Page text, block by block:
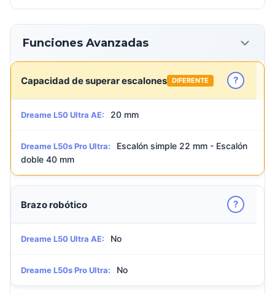
Funciones Avanzadas
Capacidad de superar escalones DIFERENTE ?
Dreame L50 Ultra AE: 20 mm
Dreame L50s Pro Ultra:
Escalón simple 22 mm - Escalón
doble 40 mm
Brazo robótico ?
Dreame L50 Ultra AE: No
Dreame L50s Pro Ultra: No